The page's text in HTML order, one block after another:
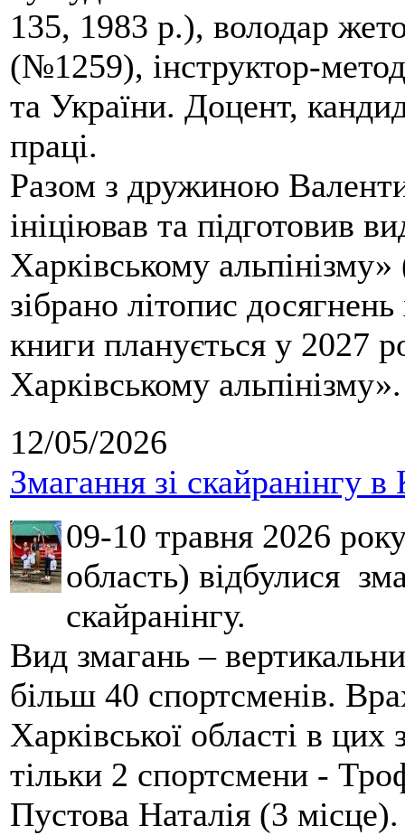
135, 1983 р.), володар
(№1259), інструктор-
та України. Доцент,
праці.
Разом з дружиною
ініціював та підготовив
Харківському
зібрано літопис
книги планується у 2027
Харківському альпінізму».
12/05/2026
Змагання зі скайранінгу в
09-10 травня 2026
область) відбулися
скайранінгу.
Вид змагань –
більш 40 спортсменів.
Харківської області в
тільки 2 спортсмени -
Пустова Наталія (3 місце).